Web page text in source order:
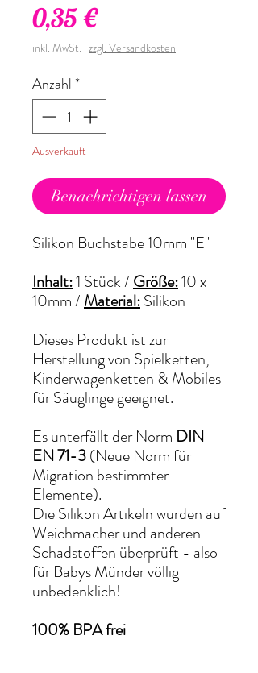
0,35 €Preis
inkl. MwSt. | zzgl. Versandkosten
Anzahl*
Ausverkauft
Benachrichtigen lassen
Silikon Buchstabe 10mm "E"
Inhalt:1 Stück /Größe:10 x
10mm/Material:Silikon
Dieses Produkt ist zur
Herstellung von Spielketten,
Kinderwagenketten & Mobiles
für Säuglinge geeignet.
Es unterfällt der Norm DIN
EN 71-3(Neue Norm für
Migration bestimmter
Elemente).
Die Silikon Artikeln wurden auf
Weichmacher und anderen
Schadstoffen überprüft - also
für Babys Münder völlig
unbedenklich!
100% BPA frei